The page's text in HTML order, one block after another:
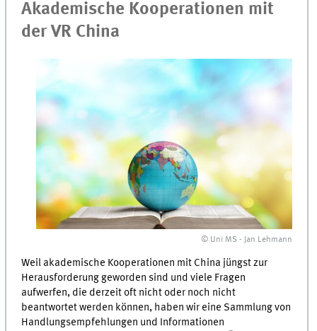
Akademische Kooperationen mit
der VR China
© Uni MS - Jan Lehmann
Weil akademische Kooperationen mit China jüngst zur
Herausforderung geworden sind und viele Fragen
aufwerfen, die derzeit oft nicht oder noch nicht
beantwortet werden können, haben wir eine Sammlung von
Handlungsempfehlungen und Informationen